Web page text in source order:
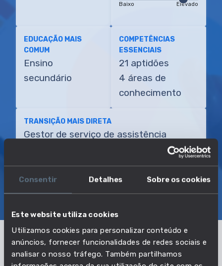
Consentir Detalhes Sobre os cookies
Este website utiliza cookies
Utilizamos cookies para personalizar conteúdo e
anúncios, fornecer funcionalidades de redes sociais e
analisar o nosso tráfego. Também partilhamos
Baixo Elevado
EDUCAÇÃO MAIS
COMUM
Ensino
secundário
COMPETÊNCIAS
ESSENCIAIS
21 aptidões
4 áreas de
conhecimento
TRANSIÇÃO MAIS DIRETA
Gestor de serviço de assistência
SOBREEMPREGO E SALÁRIO
Pertencente à profissão: